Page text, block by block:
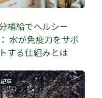
補給でヘルシー
水が免疫力をサポ
する仕組みとは
記事